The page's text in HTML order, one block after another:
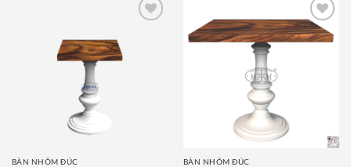
BÀN NHÔM ĐÚC
Add to
wishlist
BÀN NHÔM ĐÚC